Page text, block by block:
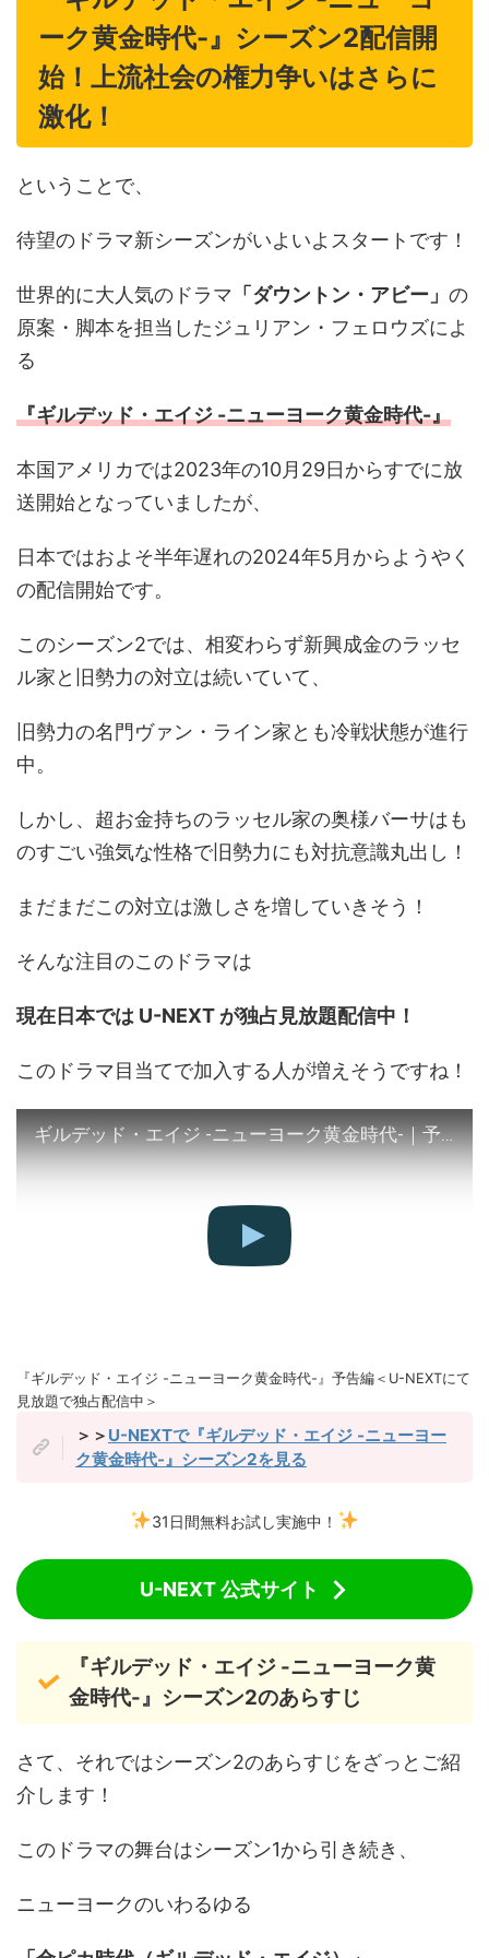
ーク黄金時代-』シーズン2配信開
始！上流社会の権力争いはさらに
激化！
ということで、
待望のドラマ新シーズンがいよいよスタートです！
世界的に大人気のドラマ 「ダウントン・アビー」 の
原案・脚本を担当したジュリアン・フェロウズによ
る
『ギルデッド・エイジ -ニューヨーク黄金時代-』
本国アメリカでは2023年の10月29日からすでに放
送開始となっていましたが、
日本ではおよそ半年遅れの2024年5月からようやく
の配信開始です。
このシーズン2では、相変わらず新興成金のラッセ
ル家と旧勢力の対立は続いていて、
旧勢力の名門ヴァン・ライン家とも冷戦状態が進行
中。
しかし、超お金持ちのラッセル家の奥様バーサはも
のすごい強気な性格で旧勢力にも対抗意識丸出し！
まだまだこの対立は激しさを増していきそう！
そんな注目のこのドラマは
現在日本では U-NEXT が独占見放題配信中！
このドラマ目当てで加入する人が増えそうですね！
ギルデッド・エイジ -ニューヨーク黄金時代-｜予告編（U-NEXTにて独占配信中）
『ギルデッド・エイジ -ニューヨーク黄金時代-』予告編＜U-NEXTにて
見放題で独占配信中＞
＞＞ U-NEXTで『ギルデッド・エイジ -ニューヨー
ク黄金時代-』シーズン2を見る
31日間無料お試し実施中！
U-NEXT 公式サイト
『ギルデッド・エイジ -ニューヨーク黄
金時代-』シーズン2のあらすじ
さて、それではシーズン2のあらすじをざっとご紹
介します！
このドラマの舞台はシーズン1から引き続き、
ニューヨークのいわるゆる